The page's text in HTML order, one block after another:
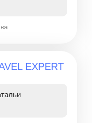
EXPERT